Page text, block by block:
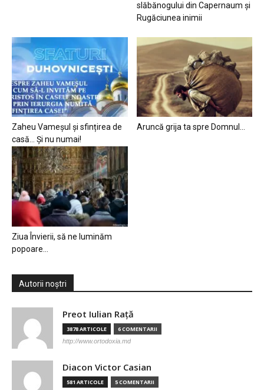
slăbănogului din Capernaum și
Rugăciunea inimii
Zaheu Vameșul și sfințirea de
casă… Și nu numai!
Aruncă grija ta spre Domnul…
Ziua Învierii, să ne luminăm
popoare…
Autorii noștri
Preot Iulian Raţă
3878 ARTICOLE 6 COMENTARII
http://www.ortodoxia.md
Diacon Victor Casian
581 ARTICOLE 5 COMENTARII